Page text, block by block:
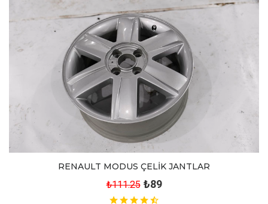
RENAULT MODUS ÇELİK JANTLAR
₺111.25 ₺89